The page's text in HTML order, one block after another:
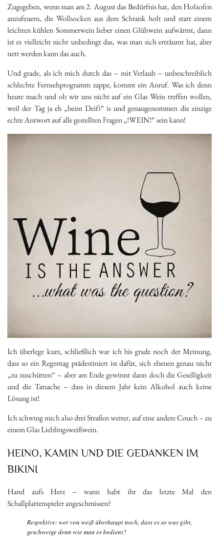
Zugegeben, wenn man am 2. August das Bedürfnis hat, den Holzofen
anzufeuern, die Wollsocken aus dem Schrank holt und statt einem
leichten kühlen Sommerwein lieber einen Glühwein aufwärmt, dann
ist es vielleicht nicht unbedingt das, was man sich erträumt hat, aber
nett werden kann das auch.
Und grade, als ich mich durch das – mit Verlaub – unbeschreiblich
schlechte Fernsehprogramm zappe, kommt ein Anruf. Was ich denn
heute mach und ob wir uns nicht auf ein Glas Wein treffen wollen,
weil der Tag ja eh „beim Deifi“ is und genaugenommen die einzige
echte Antwort auf alle gestellten Fragen „!WEIN!“ sein kann!
Ich überlege kurz, schließlich war ich bis grade noch der Meinung,
dass so ein Regentag prädestiniert ist dafür, sich ebenen genau nicht
„zu zuschütten“ – aber am Ende gewinnt dann doch die Geselligkeit
und die Tatsache – dass in diesem Jahr kein Alkohol auch keine
Lösung ist!
Ich schwing mich also drei Straßen weiter, auf eine andere Couch – zu
einem Glas Lieblingsweißwein.
HEINO, KAMIN UND DIE GEDANKEN IM
BIKINI
Hand aufs Herz – wann habt ihr das letzte Mal den
Schallplattenspieler angeschmissen?
Respektive: wer von weiß überhaupt noch, dass es so was gibt,
geschweige denn wie man es bedient?